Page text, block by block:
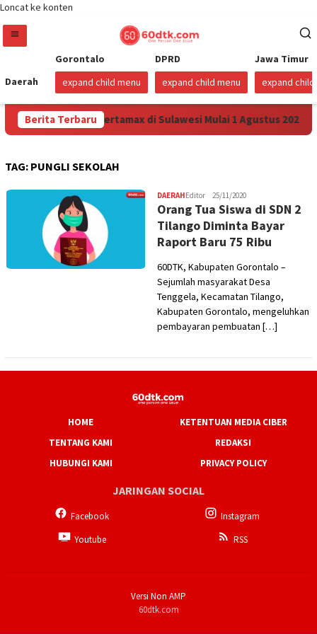
Loncat ke konten
Daerah
Gorontalo
expand child menu
DPRD
expand child menu
Jawa Timur
expand child
Berita Terbaru
Turunkan Harga Pertamax di Sulawesi Mulai 1 Agustus 2026
TAG: PUNGLI SEKOLAH
DAERAHEditor 25/11/2020
Orang Tua Siswa di SDN 2
Tilango Diminta Bayar
Raport Baru 75 Ribu
60DTK, Kabupaten Gorontalo –
Sejumlah masyarakat Desa
Tenggela, Kecamatan Tilango,
Kabupaten Gorontalo, mengeluhkan
pembayaran pembuatan […]
HOME
KETENTUAN MEDIA CIBER
TENTANG KAMI
REDAKSI
HUBUNGI KAMI
PRIVACY POLICY
JARINGAN SOCIAL
Facebook
Instagram
Youtube
RSS
Versi Non AMP
60dtk.com